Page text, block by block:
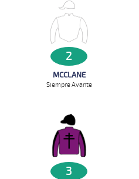
2
MCCLANE
Siempre Avante
3